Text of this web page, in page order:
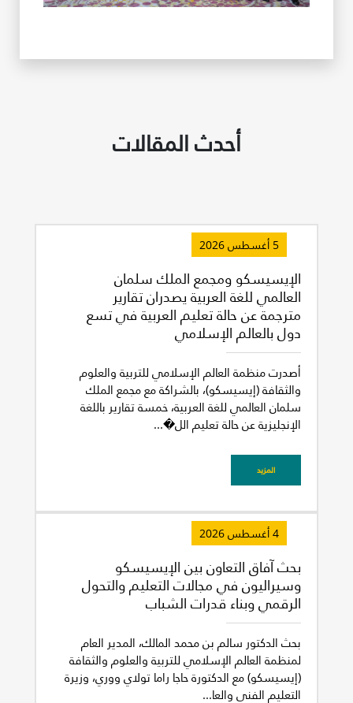
غير راض للغاية
أحدث المقالات
5 أغسطس 2026
الإيسيسكو ومجمع الملك سلمان
العالمي للغة العربية يصدران تقارير
مترجمة عن حالة تعليم العربية في تسع
دول بالعالم الإسلامي
أصدرت منظمة العالم الإسلامي للتربية والعلوم
والثقافة (إيسيسكو)، بالشراكة مع مجمع الملك
سلمان العالمي للغة العربية، خمسة تقارير باللغة
الإنجليزية عن حالة تعليم الل�...
المزيد
4 أغسطس 2026
بحث آفاق التعاون بين الإيسيسكو
وسيراليون في مجالات التعليم والتحول
الرقمي وبناء قدرات الشباب
بحث الدكتور سالم بن محمد المالك، المدير العام
لمنظمة العالم الإسلامي للتربية والعلوم والثقافة
(إيسيسكو) مع الدكتورة حاجا راما تولاي ووري، وزيرة
التعليم الفني والعا...